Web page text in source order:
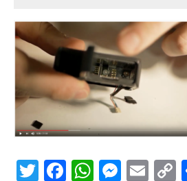
Twitter
Facebook